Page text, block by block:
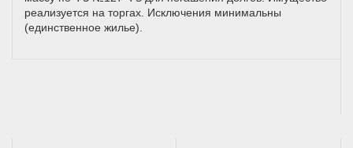
реализуется на торгах. Исключения минимальны
(единственное жилье).